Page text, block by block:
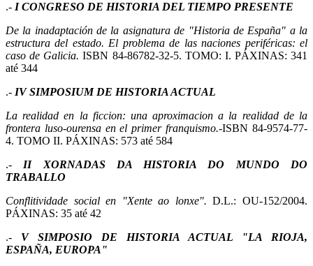
.- I CONGRESO DE HISTORIA DEL TIEMPO PRESENTE
De la inadaptación de la asignatura de "Historia de España" a la
estructura del estado. El problema de las naciones periféricas: el
caso de Galicia.ISBN 84-86782-32-5. TOMO: I. PÁXINAS: 341
até 344
.- IV SIMPOSIUM DE HISTORIA ACTUAL
La realidad en la ficcion: una aproximacion a la realidad de la
frontera luso-ourensa en el primer franquismo.-ISBN 84-9574-77-
4. TOMO II. PÁXINAS: 573 até 584
.- II XORNADAS DA HISTORIA DO MUNDO DO
TRABALLO
Conflitividade social en "Xente ao lonxe".D.L.: OU-152/2004.
PÁXINAS: 35 até 42
.- V SIMPOSIO DE HISTORIA ACTUAL "LA RIOJA,
ESPAÑA, EUROPA"